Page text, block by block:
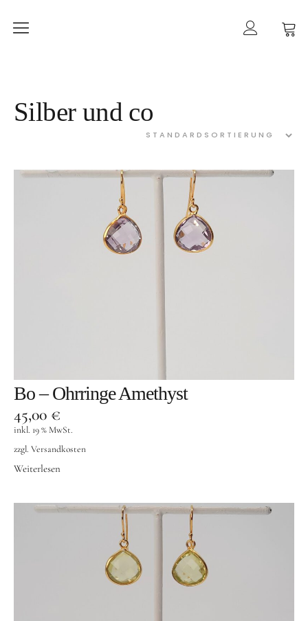
Shop
Ketten
Ringe
Armbänder
Gold
Kategorien
Goldschmuck
Informationen
Kontakt
Suche
Silber und co
Bo – Ohrringe Amethyst
45,00 €
inkl. 19 % MwSt.
zzgl. Versandkosten
Weiterlesen